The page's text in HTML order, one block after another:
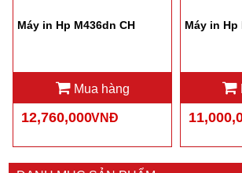
Máy in Hp M436dn CH
Mua hàng
12,760,000VNĐ
Máy in Hp